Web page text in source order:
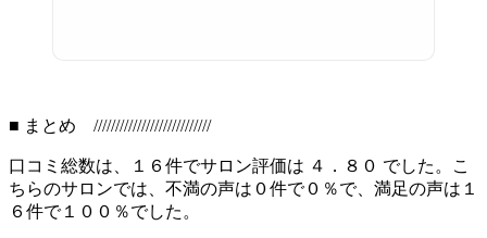
■ まとめ ///////////////////////////
口コミ総数は、１６件でサロン評価は ４．８０ でした。こ
ちらのサロンでは、不満の声は０件で０％で、満足の声は１
６件で１００％でした。